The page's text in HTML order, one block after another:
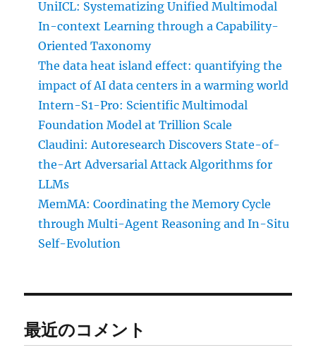
UniICL: Systematizing Unified Multimodal
In-context Learning through a Capability-
Oriented Taxonomy
The data heat island effect: quantifying the
impact of AI data centers in a warming world
Intern-S1-Pro: Scientific Multimodal
Foundation Model at Trillion Scale
Claudini: Autoresearch Discovers State-of-
the-Art Adversarial Attack Algorithms for
LLMs
MemMA: Coordinating the Memory Cycle
through Multi-Agent Reasoning and In-Situ
Self-Evolution
最近のコメント